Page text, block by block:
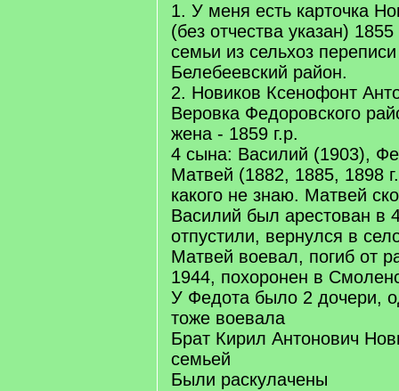
1. У меня есть карточка
(без отчества указан)
семьи из сельхоз
Белебеевский район.
2. Новиков Ксенофонт
Веровка Федоровского
жена - 1859 г.р.
4 сына: Василий (1903),
Матвей (1882, 1885, 1898
какого не знаю. Матвей
Василий был арестован в
отпустили, вернулся в
Матвей воевал, погиб от
1944, похоронен в
У Федота было 2 дочери,
тоже воевала
Брат Кирил Антонович
семьей
Были раскулачены